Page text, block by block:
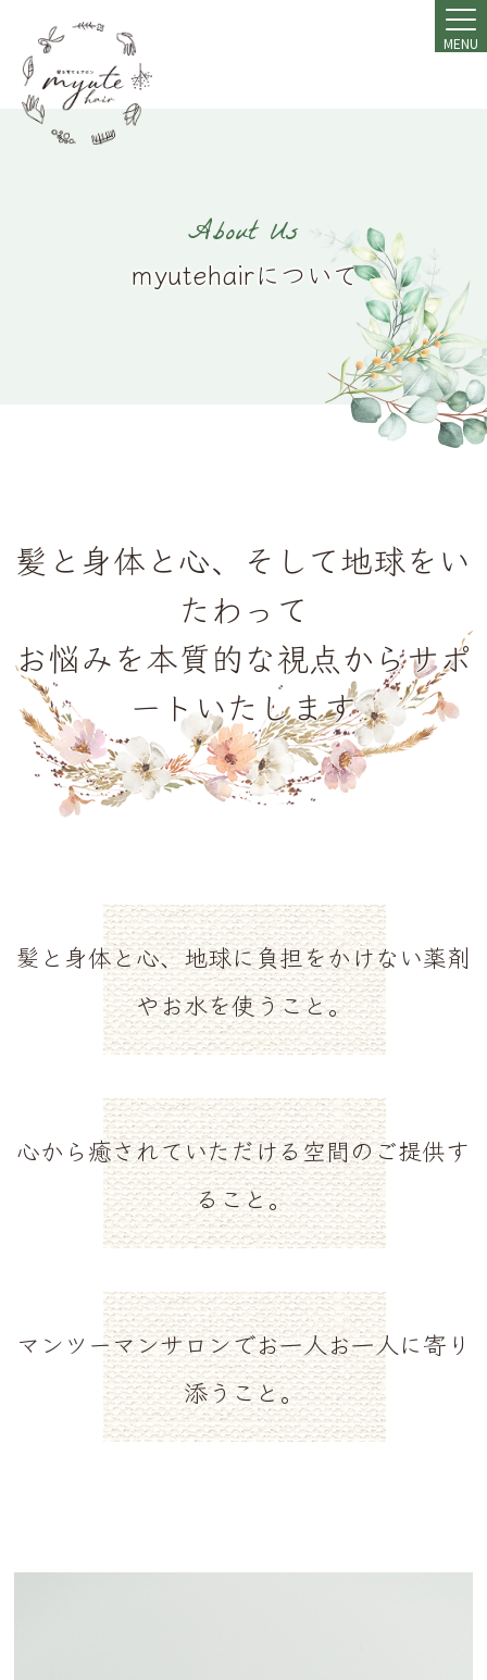
MENU
About Us
ｍyutehairについて
髪と身体と心、そして地球をい
たわって
お悩みを本質的な視点からサポ
ートいたします
髪と身体と心、地球に負担をかけない薬剤
やお水を使うこと。
心から癒されていただける空間のご提供す
ること。
マンツーマンサロンでお一人お一人に寄り
添うこと。